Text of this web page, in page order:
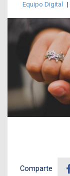
Equipo Digital
Comparte